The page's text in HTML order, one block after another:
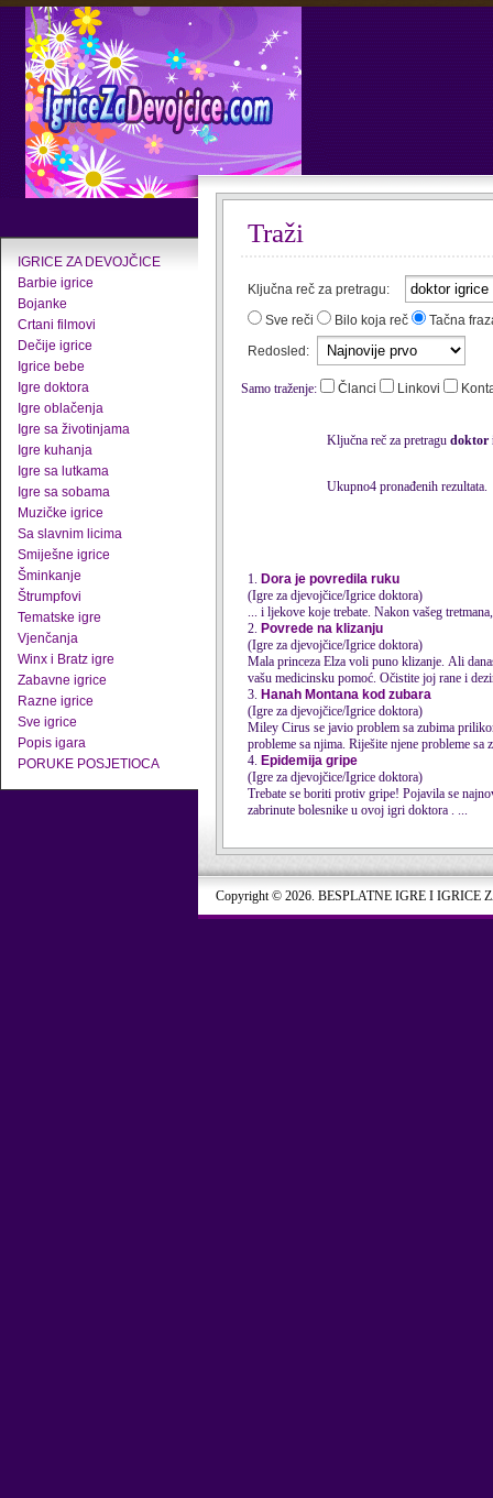
IGRICE ZA DEVOJČICE
Barbie igrice
Bojanke
Crtani filmovi
Dečije igrice
Igrice bebe
Igre doktora
Igre oblačenja
Igre sa životinjama
Igre kuhanja
Igre sa lutkama
Igre sa sobama
Muzičke igrice
Sa slavnim licima
Smiješne igrice
Šminkanje
Štrumpfovi
Tematske igre
Vjenčanja
Winx i Bratz igre
Zabavne igrice
Razne igrice
Sve igrice
Popis igara
PORUKE POSJETIOCA
Traži
Ključna reč za pretragu:
Sve reči
Bilo koja reč
Tačna
Redosled:
Samo traženje: Članci Linkovi
Ključna reč za pretragu doktor
Ukupno4 pronađenih rezultata.
1. Dora je povredila ruku
(Igre za djevojčice/Igrice doktora)
... i ljekove koje trebate. Nakon vašeg
2. Povrede na klizanju
(Igre za djevojčice/Igrice doktora)
Mala princeza Elza voli puno klizanje. Ali
vašu medicinsku pomoć. Očistite joj rane i
3. Hanah Montana kod zubara
(Igre za djevojčice/Igrice doktora)
Miley Cirus se javio problem sa zubima
probleme sa njima. Riješite njene probleme sa
4. Epidemija gripe
(Igre za djevojčice/Igrice doktora)
Trebate se boriti protiv gripe! Pojavila se
zabrinute bolesnike u ovoj igri doktora . ...
Copyright © 2026. BESPLATNE IGRE I IGRICE